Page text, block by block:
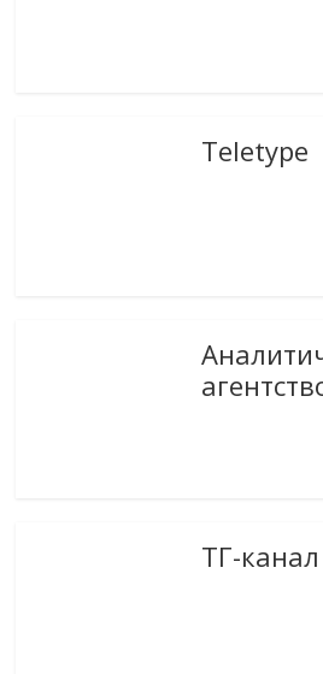
Teletype
ТГ-